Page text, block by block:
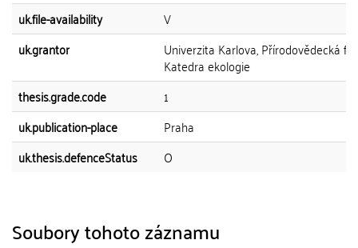
uk.file-availability
V
uk.grantor
Univerzita Karlova, Přírodovědecká
Katedra ekologie
thesis.grade.code
1
uk.publication-place
Praha
uk.thesis.defenceStatus
O
Soubory tohoto záznamu